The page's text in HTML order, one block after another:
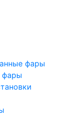
фары
фары